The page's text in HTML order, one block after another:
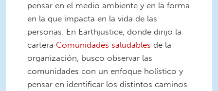
pensar en el medio ambiente y en la forma
en la que impacta en la vida de las
personas. En Earthjustice, donde dirijo la
cartera Comunidades saludables de la
organización, busco observar las
comunidades con un enfoque holístico y
pensar en identificar los distintos caminos